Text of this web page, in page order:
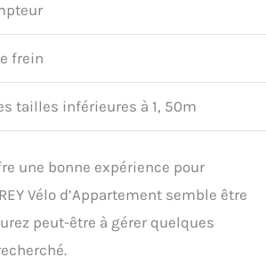
frein
tailles inférieures à 1, 50m
une bonne expérience pour
Vélo d’Appartement semble être
peut-être à gérer quelques